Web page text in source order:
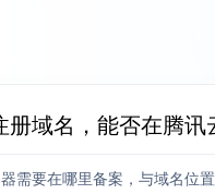
册域名，能否在腾讯
需要在哪里备案，与域名位